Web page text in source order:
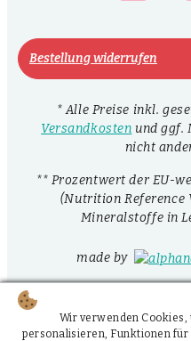
Bestellung widerrufen
* Alle Preise inkl.
Versandkosten und ggf.
nicht
** Prozentwert der EU-
(Nutrition Reference
Mineralstoffe in
made by
Wir verwenden
personalisieren, Funktionen